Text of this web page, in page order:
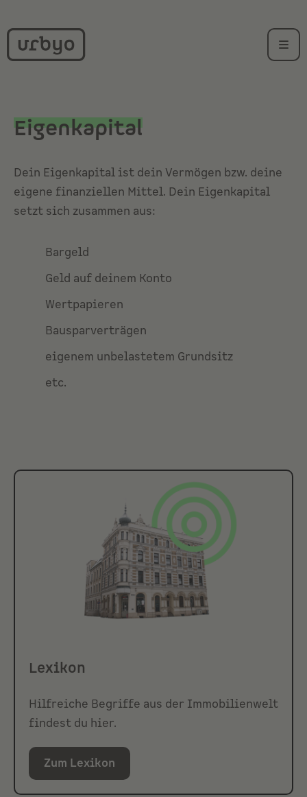
Eigenkapital
Dein Eigenkapital ist dein Vermögen bzw. deine
eigene finanziellen Mittel. Dein Eigenkapital
setzt sich zusammen aus:
Bargeld
Geld auf deinem Konto
Wertpapieren
Bausparverträgen
eigenem unbelastetem Grundsitz
etc.
Lexikon
Hilfreiche Begriffe aus der Immobilienwelt
findest du hier.
Zum Lexikon